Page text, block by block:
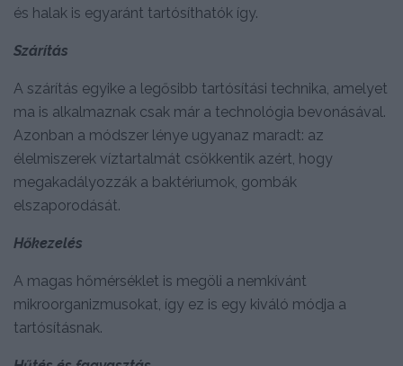
és halak is egyaránt tartósíthatók így.
Szárítás
A szárítás egyike a legősibb tartósítási technika, amelyet
ma is alkalmaznak csak már a technológia bevonásával.
Azonban a módszer lénye ugyanaz maradt: az
élelmiszerek víztartalmát csökkentik azért, hogy
megakadályozzák a baktériumok, gombák
elszaporodását.
Hőkezelés
A magas hőmérséklet is megöli a nemkívánt
mikroorganizmusokat, így ez is egy kiváló módja a
tartósításnak.